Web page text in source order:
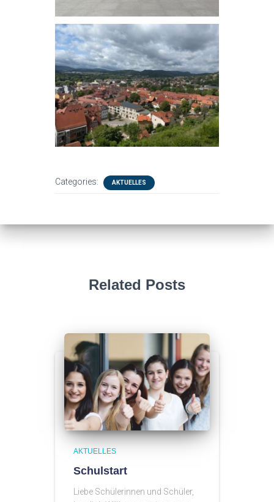
Categories: AKTUELLES
Related Posts
AKTUELLES
Schulstart
Liebe Schülerinnen und Schüler,